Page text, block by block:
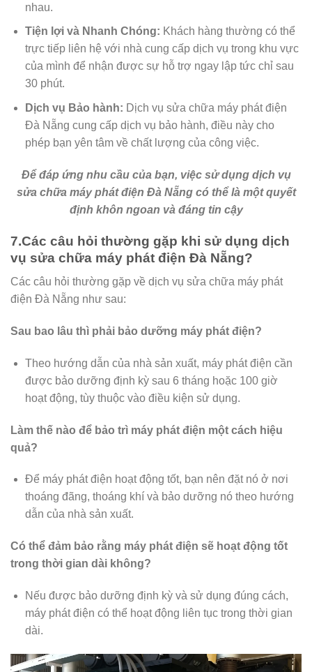
nhau.
Tiện lợi và Nhanh Chóng: Khách hàng thường có thể
trực tiếp liên hệ với nhà cung cấp dịch vụ trong khu vực
của mình để nhận được sự hỗ trợ ngay lập tức chỉ sau
30 phút.
Dịch vụ Bảo hành: Dịch vụ sửa chữa máy phát điện
Đà Nẵng cung cấp dịch vụ bảo hành, điều này cho
phép bạn yên tâm về chất lượng của công việc.
Để đáp ứng nhu cầu của bạn, việc sử dụng dịch vụ
sửa chữa máy phát điện Đà Nẵng có thể là một quyết
định khôn ngoan và đáng tin cậy
7.Các câu hỏi thường gặp khi sử dụng dịch
vụ sửa chữa máy phát điện Đà Nẵng?
Các câu hỏi thường gặp về dịch vụ sửa chữa máy phát
điện Đà Nẵng như sau:
Sau bao lâu thì phải bảo dưỡng máy phát điện?
Theo hướng dẫn của nhà sản xuất, máy phát điện cần
được bảo dưỡng định kỳ sau 6 tháng hoặc 100 giờ
hoạt động, tùy thuộc vào điều kiện sử dụng.
Làm thế nào để bảo trì máy phát điện một cách hiệu
quả?
Để máy phát điện hoạt động tốt, bạn nên đặt nó ở nơi
thoáng đãng, thoáng khí và bảo dưỡng nó theo hướng
dẫn của nhà sản xuất.
Có thể đảm bảo rằng máy phát điện sẽ hoạt động tốt
trong thời gian dài không?
Nếu được bảo dưỡng định kỳ và sử dụng đúng cách,
máy phát điện có thể hoạt động liên tục trong thời gian
dài.